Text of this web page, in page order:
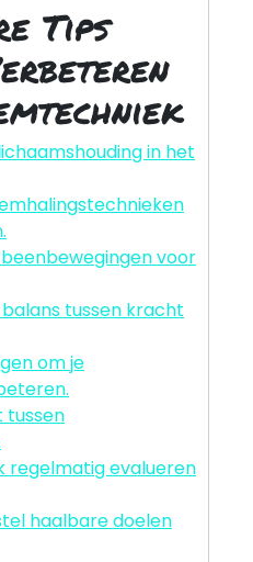
Tips
in het
voor
tussen kracht
om je
tussen
regelmatig evalueren
haalbare doelen